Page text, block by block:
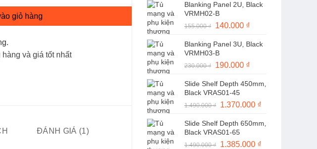
là:
150.000 ₫.
tại
Blanking Panel 2U, Black
VRMH02-B
155.000₫
Giá
là:
155.000 ₫.
140.000 ₫
tại
Blanking Panel 3U, Black
VRMH03-B
230.000₫
Giá
là:
230.000 ₫.
190.000 ₫
tại
190.000 ₫.
Slide Shelf Depth 450mm,
Black VRAS01-45
1.490.000₫
Giá
là:
1.490.000 ₫.
1.370.000 ₫
tại
Slide Shelf Depth 650mm,
Black VRAS01-65
1.490.000₫
Giá
1.385.000 ₫
giỏ hàng
hàng và giá tốt nhất
ĐÁNH GIÁ (1)